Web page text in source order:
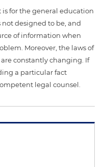
for the general education
designed to be, and
of information when
Moreover, the laws of
constantly changing. If
a particular fact
legal counsel.